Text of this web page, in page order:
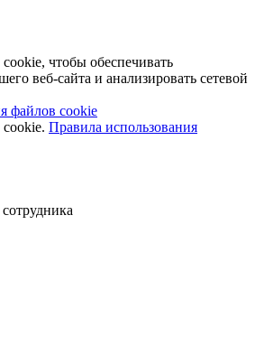
чтобы обеспечивать
веб-сайта и анализировать сетевой
файлов cookie
Правила использования